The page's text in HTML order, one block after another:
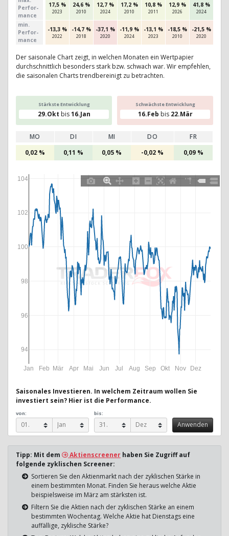
Per­for­
mance
17,5 %
2023
24,6 %
2010
12,7 %
2024
17,2 %
2010
10,8 %
2011
12,9 %
2026
41,8 %
2024
min.
Per­for­
mance
-13,3 %
2022
-14,7 %
2018
-37,1 %
2020
-11,9 %
2024
-13,1 %
2023
-18,5 %
2010
-21,5 %
2020
Der saisonale Chart zeigt, in welchen Monaten ein Wertpapier
durchschnittlich besonders stark bzw. schwach war. Wir empfehlen,
die saisonalen Charts trendbereinigt zu betrachten.
Jan Feb Mär Apr Mai Jun Jul Aug Sep Okt Nov Dez
94
96
98
100
102
104
Stärkste Entwicklung
29.Okt bis16.Jan
Schwächste Entwicklung
16.Feb bis 22.Mär
MO DI MI DO
FR
0,02 %
0,11 % 0,05 % -0,02 % 0,09 %
Saisonales Investieren. In welchem Zeitraum wollen Sie
investiert sein? Hier ist die Performance.
von: bis:
Tipp: Mit dem Aktienscreener haben Sie Zugriff auf
folgende zyklischen Screener:
Sortieren Sie den Aktienmarkt nach der zyklischen Stärke in
einem bestimmten Monat. Finden Sie heraus welche Aktie
beispielsweise im März am stärksten ist.
Filtern Sie die Aktien nach der zyklischen Stärke an einem
bestimmten Wochentag. Welche Aktie hat Dienstags eine
auffällige, zyklische Stärke?